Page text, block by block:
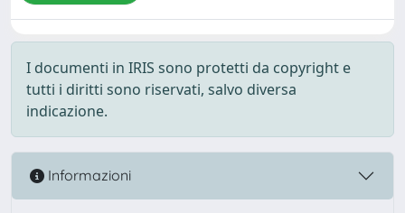
I documenti in IRIS sono protetti da copyright e
tutti i diritti sono riservati, salvo diversa
indicazione.
Informazioni